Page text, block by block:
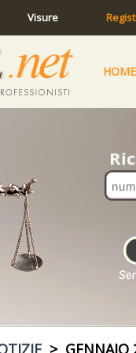
Visure
HOME
> GENNAIO